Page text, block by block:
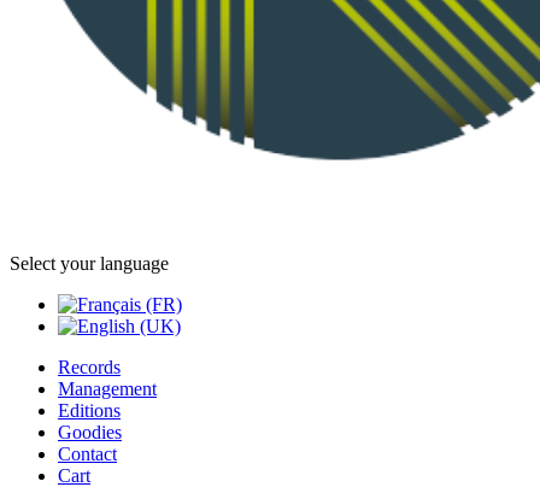
Select your language
Records
Management
Editions
Goodies
Contact
Cart